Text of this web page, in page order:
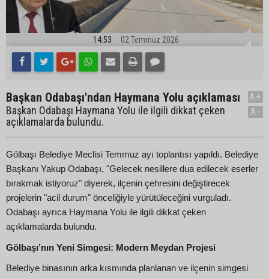
14:53 02 Temmuz 2026
Başkan Odabaşı'ndan Haymana Yolu açıklaması
Başkan Odabaşı Haymana Yolu ile ilgili dikkat çeken
açıklamalarda bulundu.
A+
A-
Gölbaşı Belediye Meclisi Temmuz ayı toplantısı yapıldı. Belediye
Başkanı Yakup Odabaşı, "Gelecek nesillere dua edilecek eserler
bırakmak istiyoruz" diyerek, ilçenin çehresini değiştirecek
projelerin "acil durum" önceliğiyle yürütüleceğini vurguladı.
Odabaşı ayrıca Haymana Yolu ile ilgili dikkat çeken
açıklamalarda bulundu.
Gölbaşı’nın Yeni Simgesi: Modern Meydan Projesi
Belediye binasının arka kısmında planlanan ve ilçenin simgesi